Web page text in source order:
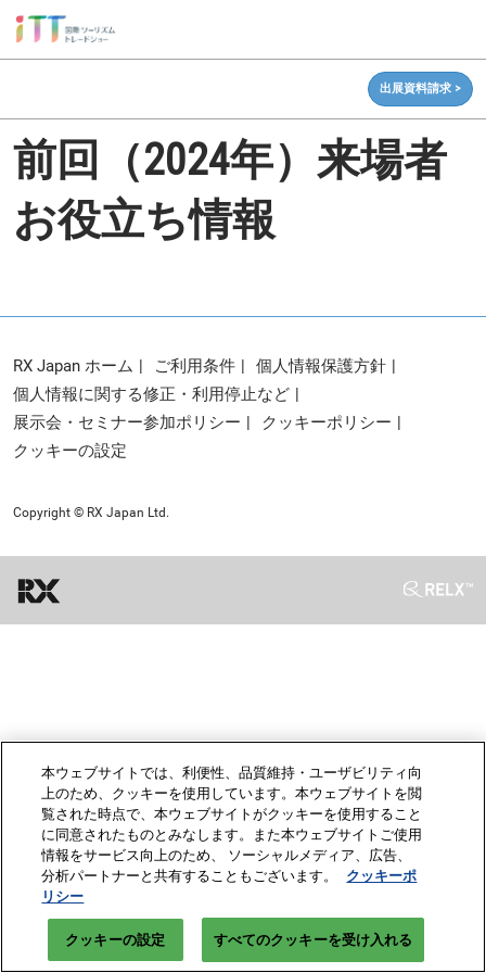
ス
キ
ッ
し
て
進
む
出展資料請求 >
前回（2024年）来場者
お役立ち情報
RX Japan ホーム ご利用条件
個人情報保護方針
個人情報に関する修正・利用停止など
展示会・セミナー参加ポリシー
クッキーポリシー
クッキーの設定
Copyright © RX Japan Ltd.
本ウェブサイトでは、利便性、品質維持・ユーザビリティ向
上のため、クッキーを使用しています。本ウェブサイトを閲
覧された時点で、本ウェブサイトがクッキーを使用すること
に同意されたものとみなします。また本ウェブサイトご使用
情報をサービス向上のため、 ソーシャルメディア、広告、
分析パートナーと共有することもございます。
クッキーポ
リシー
クッキーの設定 すべてのクッキーを受け入れる